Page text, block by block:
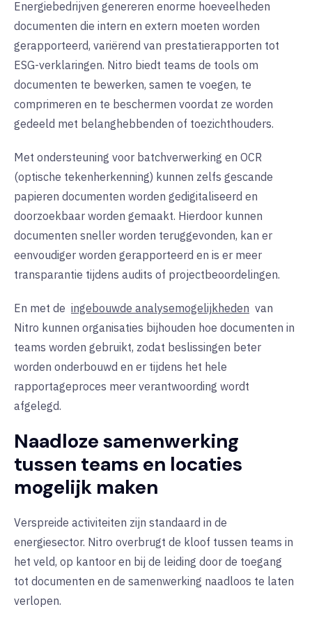
Energiebedrijven genereren enorme hoeveelheden
documenten die intern en extern moeten worden
gerapporteerd, variërend van prestatierapporten tot
ESG-verklaringen. Nitro biedt teams de tools om
documenten te bewerken, samen te voegen, te
comprimeren en te beschermen voordat ze worden
gedeeld met belanghebbenden of toezichthouders.
Met ondersteuning voor batchverwerking en OCR
(optische tekenherkenning) kunnen zelfs gescande
papieren documenten worden gedigitaliseerd en
doorzoekbaar worden gemaakt. Hierdoor kunnen
documenten sneller worden teruggevonden, kan er
eenvoudiger worden gerapporteerd en is er meer
transparantie tijdens audits of projectbeoordelingen.
En met de ingebouwde analysemogelijkheden van
Nitro kunnen organisaties bijhouden hoe documenten in
teams worden gebruikt, zodat beslissingen beter
worden onderbouwd en er tijdens het hele
rapportageproces meer verantwoording wordt
afgelegd.
Naadloze samenwerking
tussen teams en locaties
mogelijk maken
Verspreide activiteiten zijn standaard in de
energiesector. Nitro overbrugt de kloof tussen teams in
het veld, op kantoor en bij de leiding door de toegang
tot documenten en de samenwerking naadloos te laten
verlopen.